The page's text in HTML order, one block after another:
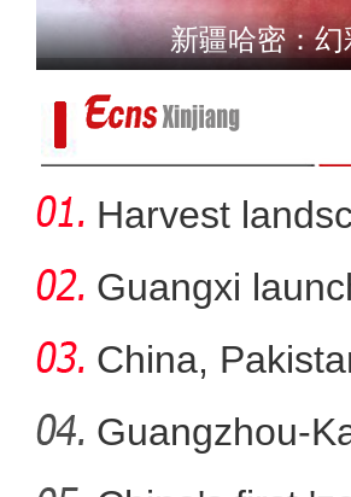
丁荫楠：
【沿着河湖
Harvest
Guangxi
China,
Guangzhou-